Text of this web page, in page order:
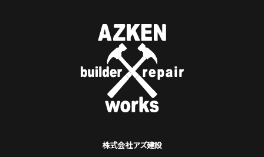
株式会社アズ建設